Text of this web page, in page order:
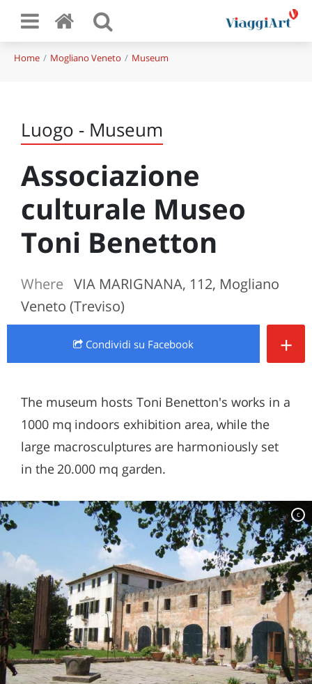
Home Mogliano Veneto Museum
Luogo - Museum
Associazione
culturale Museo
Toni Benetton
Where VIA MARIGNANA, 112, Mogliano
Veneto (Treviso)
Condividi su Facebook +
The museum hosts Toni Benetton's works in a
1000 mq indoors exhibition area, while the
large macrosculptures are harmoniously set
in the 20.000 mq garden.
c